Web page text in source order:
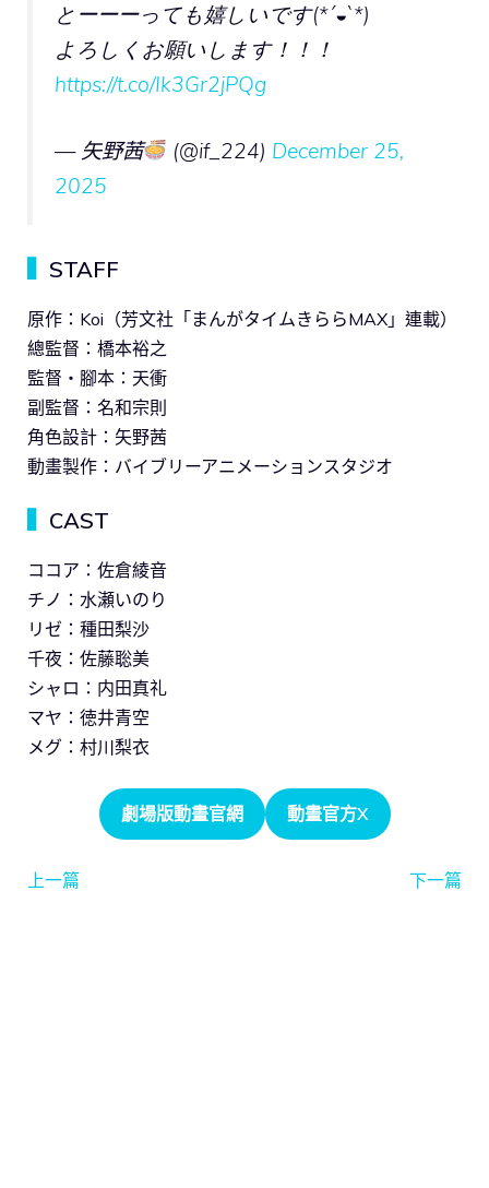
とーーーっても嬉しいです(*´◒`*)
よろしくお願いします！！！
https://t.co/Ik3Gr2jPQg
— 矢野茜 (@if_224) December 25,
2025
STAFF
原作：Koi（芳文社「まんがタイムきららMAX」連載）
總監督：橋本裕之
監督・腳本：天衝
副監督：名和宗則
角色設計：矢野茜
動畫製作：バイブリーアニメーションスタジオ
CAST
ココア：佐倉綾音
チノ：水瀬いのり
リゼ：種田梨沙
千夜：佐藤聡美
シャロ：内田真礼
マヤ：徳井青空
メグ：村川梨衣
劇場版動畫官網 動畫官方X
上一篇 下一篇